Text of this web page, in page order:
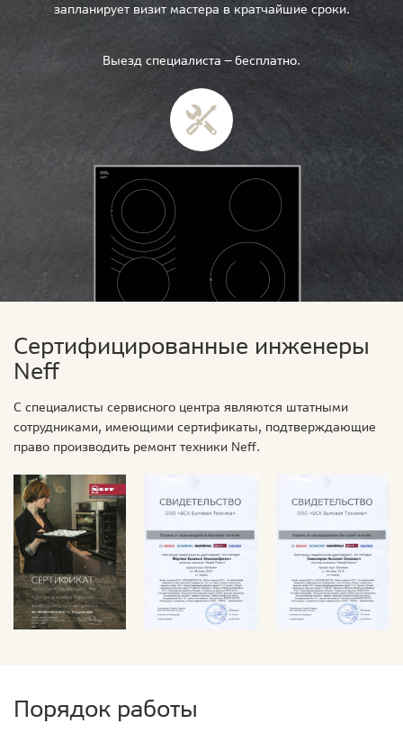
запланирует визит мастера в кратчайшие сроки.
Выезд специалиста — бесплатно.
Сертифицированные инженеры
Neff
С специалисты сервисного центра являются штатными
сотрудниками, имеющими сертификаты, подтверждающие
право производить ремонт техники Neff.
Порядок работы